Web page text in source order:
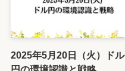
2025年5月20日（火）ドル